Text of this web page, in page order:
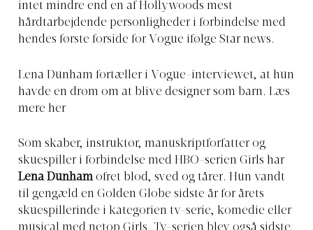
intet mindre end en af Hollywoods mest
hårdtarbejdende personligheder i forbindelse med
hendes første forside for Vogue ifølge Star news.
Lena Dunham fortæller i Vogue-interviewet, at hun
havde en drøm om at blive designer som barn. Læs
mere her
Som skaber, instruktør, manuskriptforfatter og
skuespiller i forbindelse med HBO-serien Girls har
Lena Dunhamofret blod, sved og tårer. Hun vandt
til gengæld en Golden Globe sidste år for årets
skuespillerinde i kategorien tv-serie, komedie eller